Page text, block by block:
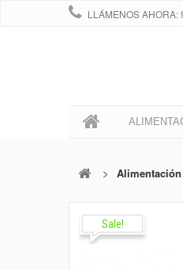
LLÁMENOS AHORA:
> Alimentación
Sale!